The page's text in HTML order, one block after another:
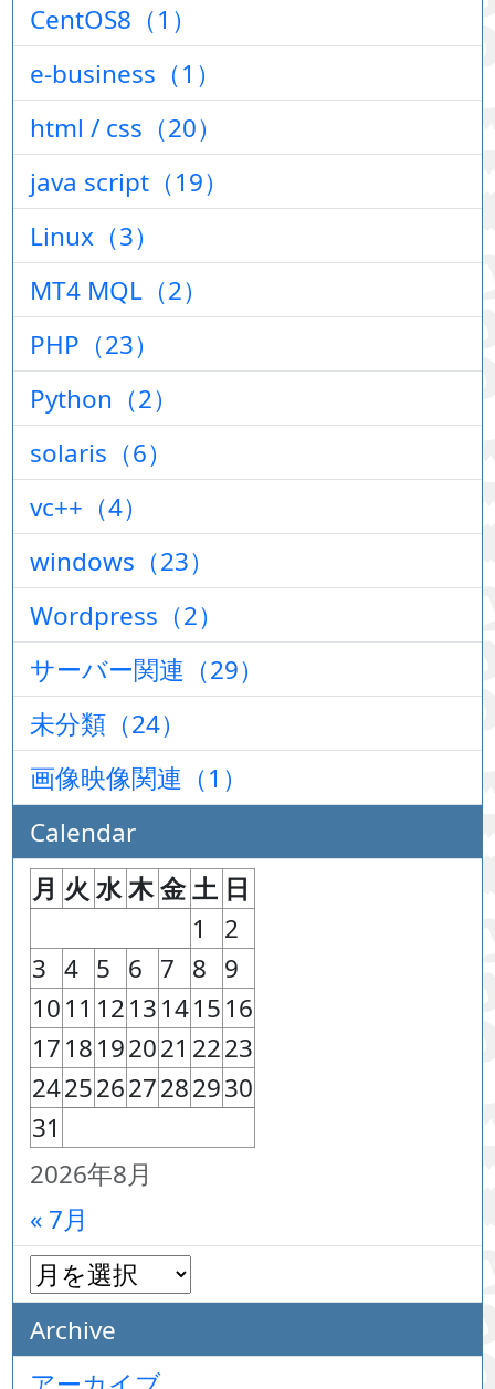
CentOS8（1）
e-business（1）
html / css（20）
java script（19）
Linux（3）
MT4 MQL（2）
PHP（23）
Python（2）
solaris（6）
vc++（4）
windows（23）
Wordpress（2）
サーバー関連（29）
未分類（24）
画像映像関連（1）
Calendar
2026年8月
月 火 水木金 土 日
1
2
3 4 5 6 7 8 9
1011 1213141516
1718192021 2223
24252627282930
31
« 7月
Archive